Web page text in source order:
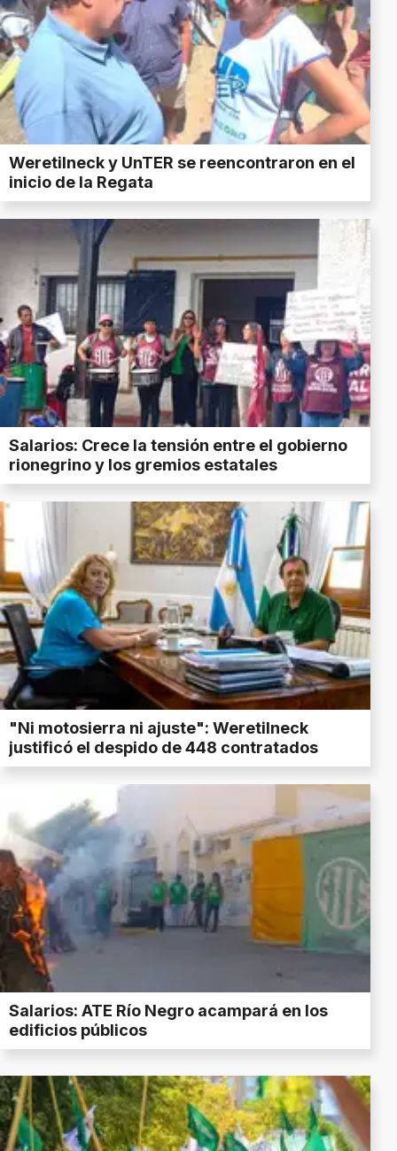
Weretilneck y UnTER se reencontraron en el
inicio de la Regata
Salarios: Crece la tensión entre el gobierno
rionegrino y los gremios estatales
"Ni motosierra ni ajuste": Weretilneck
justificó el despido de 448 contratados
Salarios: ATE Río Negro acampará en los
edificios públicos